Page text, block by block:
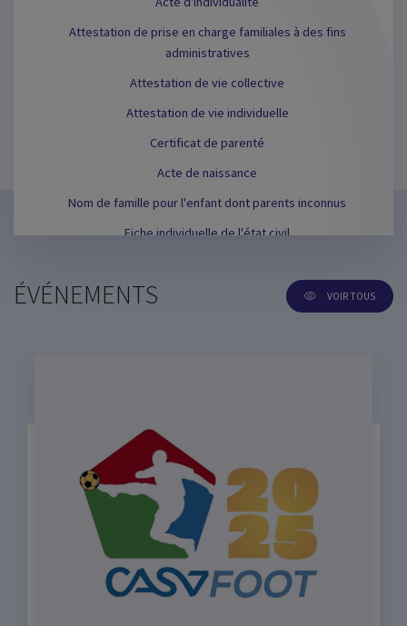
Attestation de prise en charge familiales à des fins
administratives
Attestation de vie collective
Attestation de vie individuelle
Certificat de parenté
Acte de naissance
Nom de famille pour l'enfant dont parents inconnus
Fiche individuelle de l'état civil
Certificat de décès
ÉVÉNEMENTS VOIR TOUS